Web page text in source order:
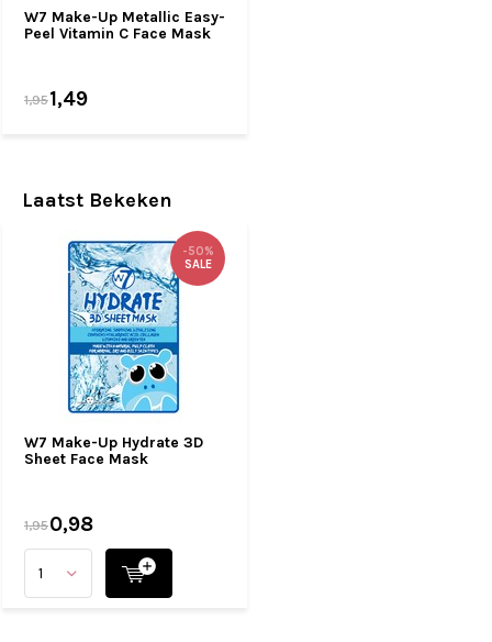
W7 Make-Up Metallic Easy-
Peel Vitamin C Face Mask
1,951,49
Laatst Bekeken
W7 Make-Up Hydrate 3D
Sheet Face Mask
-50%
SALE
1,950,98